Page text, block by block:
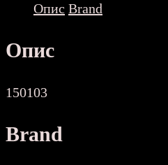
Опис Brand
Опис
150103
Brand